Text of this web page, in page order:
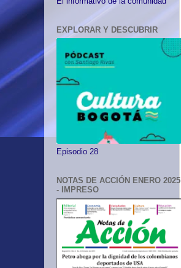
EXPLORAR Y DESCUBRIR
Episodio 28
NOTAS DE ACCIÓN ENERO 2025
- IMPRESO